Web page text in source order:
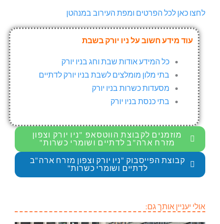
לחצו כאן לכל הפרטים ומפת העירוב במנהטן
עוד מידע חשוב על ניו יורק בשבת
כל המידע אודות שבת וחג בניו יורק
בתי מלון מומלצים לשבת בניו יורק לדתיים
מסעדות כשרות בניו יורק
בתי כנסת בניו יורק
מוזמנים לקבוצת הווטסאפ "ניו יורק וצפון
מזרח ארה"ב לדתיים ושומרי כשרות"
קבוצת הפייסבוק "ניו יורק וצפון מזרח ארה"ב
לדתיים ושומרי כשרות"
אולי יעניין אותך גם: